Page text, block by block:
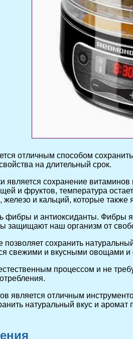
отличным способом
на длительный срок.
сохранение
и фруктов, температура
железо и кальций, которые
фибры и антиоксиданты.
защищают наш организм от
сохранить
свежими и вкусными овощами
процессом и не
является отличным
натуральный вкус и